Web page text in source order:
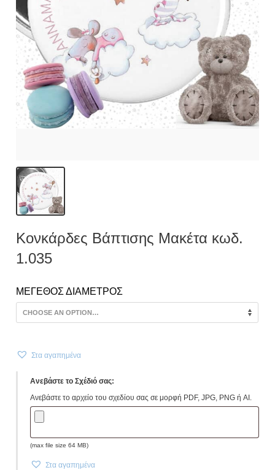
Κονκάρδες Βάπτισης Μακέτα κωδ.
1.035
ΜΕΓΕΘΟΣ ΔΙΑΜΕΤΡΟΣ
Στα αγαπημένα
Ανεβάστε το Σχέδιό σας:
Ανεβάστε το αρχείο του σχεδίου σας σε μορφή PDF, JPG, PNG ή AI.
(max file size 64 MB)
Στα αγαπημένα